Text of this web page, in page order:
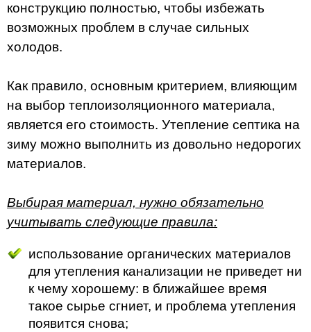
конструкцию полностью, чтобы избежать
возможных проблем в случае сильных
холодов.
Как правило, основным критерием, влияющим
на выбор теплоизоляционного материала,
является его стоимость. Утепление септика на
зиму можно выполнить из довольно недорогих
материалов.
Выбирая материал, нужно обязательно
учитывать следующие правила:
использование органических материалов
для утепления канализации не приведет ни
к чему хорошему: в ближайшее время
такое сырье сгниет, и проблема утепления
появится снова;